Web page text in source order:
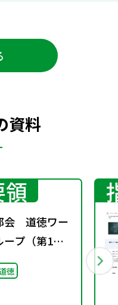
資料
会 道徳ワー
ープ（第1
料
徳